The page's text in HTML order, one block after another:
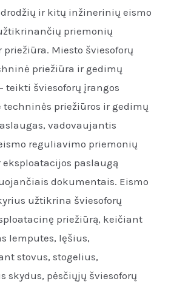
ir kitų inžinerinių eismo
priemonių
Miesto šviesoforų
priežiūra ir gedimų
teikti šviesoforų įrangos
techninės priežiūros ir gedimų
vadovaujantis
reguliavimo priemonių
paslaugą
dokumentais. Eismo
užtikrina šviesoforų
priežiūrą, keičiant
lemputes, lęšius,
stovus, stogelius,
skydus, pėsčiųjų šviesoforų